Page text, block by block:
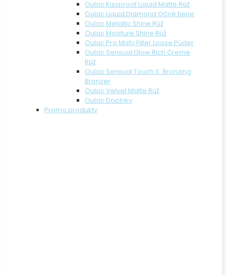
Oulac Kissproof Liquid Matte Rúž
Oulac Liquid Diamond Očné tiene
Oulac Metallic Shine Rúž
Oulac Moisture Shine Rúž
Oulac Pro Misty Filter Loose Púder
Oulac Sensual Glow Rich Creme
Rúž
Oulac Sensual Touch S. Bronzing
Bronzer
Oulac Velvet Matte Rúž
Oulac Doplnky
Promo produkty